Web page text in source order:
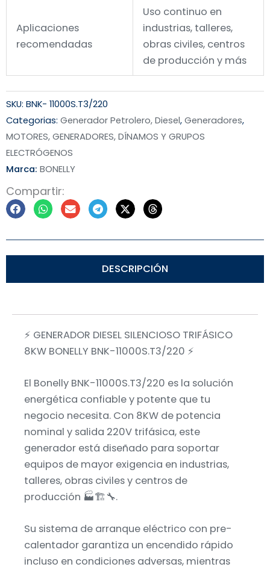
Aplicaciones
recomendadas
Uso continuo en
industrias, talleres,
obras civiles, centros
de producción y más
SKU: BNK- 11000S.T3/220
Categorias: Generador Petrolero, Diesel,Generadores,
MOTORES, GENERADORES, DÍNAMOS Y GRUPOS
ELECTRÓGENOS
Marca: BONELLY
Compartir:
DESCRIPCIÓN
⚡ GENERADOR DIESEL SILENCIOSO TRIFÁSICO
8KW BONELLY BNK-11000S.T3/220 ⚡
El Bonelly BNK-11000S.T3/220 es la solución
energética confiable y potente que tu
negocio necesita. Con 8KW de potencia
nominal y salida 220V trifásica, este
generador está diseñado para soportar
equipos de mayor exigencia en industrias,
talleres, obras civiles y centros de
producción 🏭🏗️🔧.
Su sistema de arranque eléctrico con pre-
calentador garantiza un encendido rápido
incluso en condiciones adversas, mientras